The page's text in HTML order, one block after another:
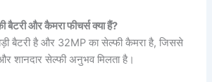
और कैमरा फीचर्स क्या हैं?
बैटरी है और 32MP का सेल्फी कैमरा है, जिससे
शानदार सेल्फी अनुभव मिलता है।